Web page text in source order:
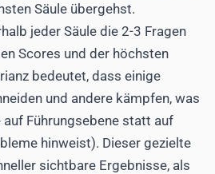
Säule übergehst.
jeder Säule die 2-3 Fragen
Scores und der höchsten
bedeutet, dass einige
und andere kämpfen, was
Führungsebene statt auf
hinweist). Dieser gezielte
sichtbare Ergebnisse, als